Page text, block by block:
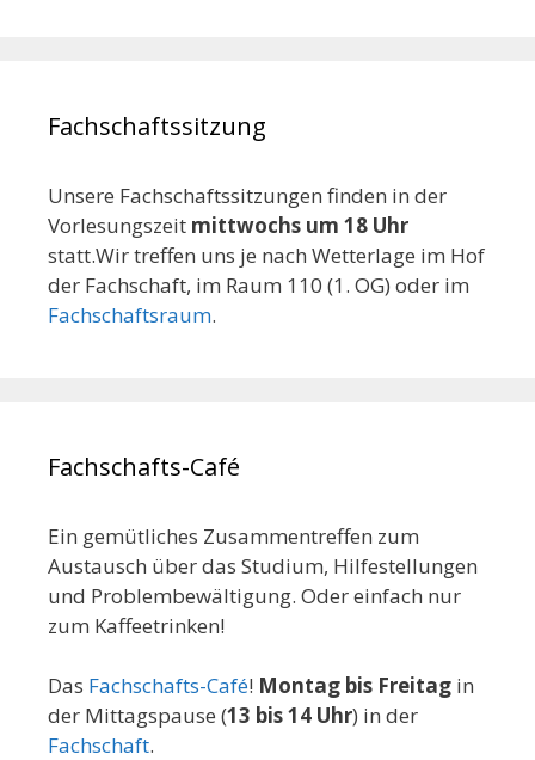
Fachschaftssitzung
Unsere Fachschaftssitzungen finden in der
Vorlesungszeit mittwochs um 18 Uhr
statt.Wir treffen uns je nach Wetterlage im Hof
der Fachschaft, im Raum 110 (1. OG) oder im
Fachschaftsraum.
Fachschafts-Café
Ein gemütliches Zusammentreffen zum
Austausch über das Studium, Hilfestellungen
und Problembewältigung. Oder einfach nur
zum Kaffeetrinken!
Das Fachschafts-Café! Montag bis Freitag in
der Mittagspause (13 bis 14 Uhr) in der
Fachschaft.